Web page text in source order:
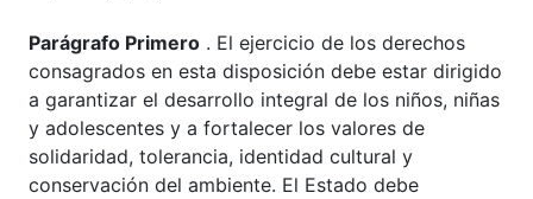
Parágrafo Primero . El ejercicio de los derechos
consagrados en esta disposición debe estar dirigido
a garantizar el desarrollo integral de los niños, niñas
y adolescentes y a fortalecer los valores de
solidaridad, tolerancia, identidad cultural y
conservación del ambiente. El Estado debe